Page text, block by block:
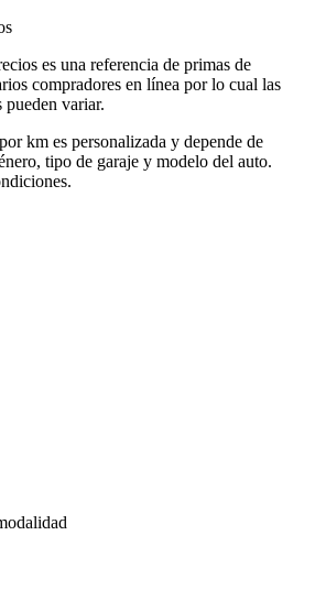
es una referencia de primas de
compradores en línea por lo cual las
pueden variar.
km es personalizada y depende de
tipo de garaje y modelo del auto.